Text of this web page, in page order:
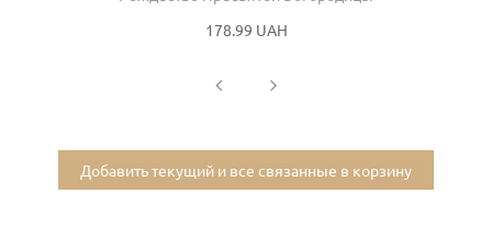
178.99 UAH
Добавить текущий и все связанные в корзину